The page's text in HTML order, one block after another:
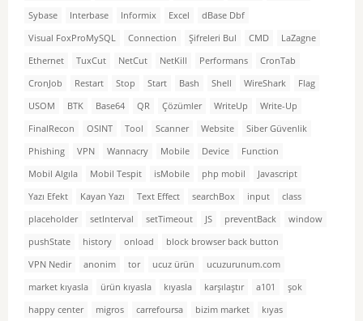
Sybase
Interbase Informix Excel
dBase Dbf
Visual FoxProMySQL
Connection Şifreleri Bul CMD
LaZagne
Ethernet
TuxCut NetCut NetKill Performans
CronTab
CronJob
Restart Stop Start Bash Shell WireShark
Flag
USOM
BTK Base64 QR Çözümler WriteUp
Write-Up
FinalRecon
OSINT Tool Scanner Website
Siber Güvenlik
Phishing
VPN Wannacry Mobile Device
Function
Mobil Algıla
Mobil Tespit isMobile php mobil
Javascript
Yazı Efekt
Kayan Yazı Text Effect searchBox input
class
placeholder
setInterval setTimeout JS preventBack
window
pushState
history onload
block browser back button
VPN Nedir
anonim tor ucuz ürün
ucuzurunum.com
market kıyasla
ürün kıyasla kıyasla karşılaştır a101
şok
happy center
migros carrefoursa bizim market
kıyas